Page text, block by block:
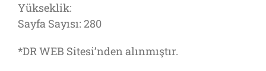
Yükseklik:
Sayfa Sayısı: 280
*DR WEB Sitesi’nden alınmıştır.